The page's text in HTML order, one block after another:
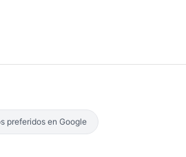
preferidos en Google